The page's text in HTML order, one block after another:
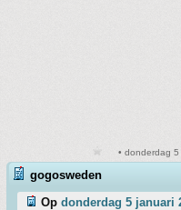
• donderdag
gogosweden
Op donderdag 5 januari